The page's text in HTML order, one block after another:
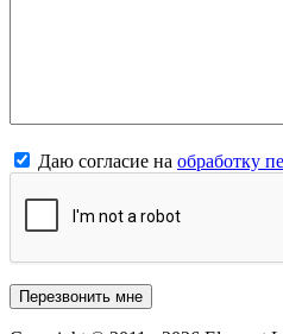
Даю согласие на обработку